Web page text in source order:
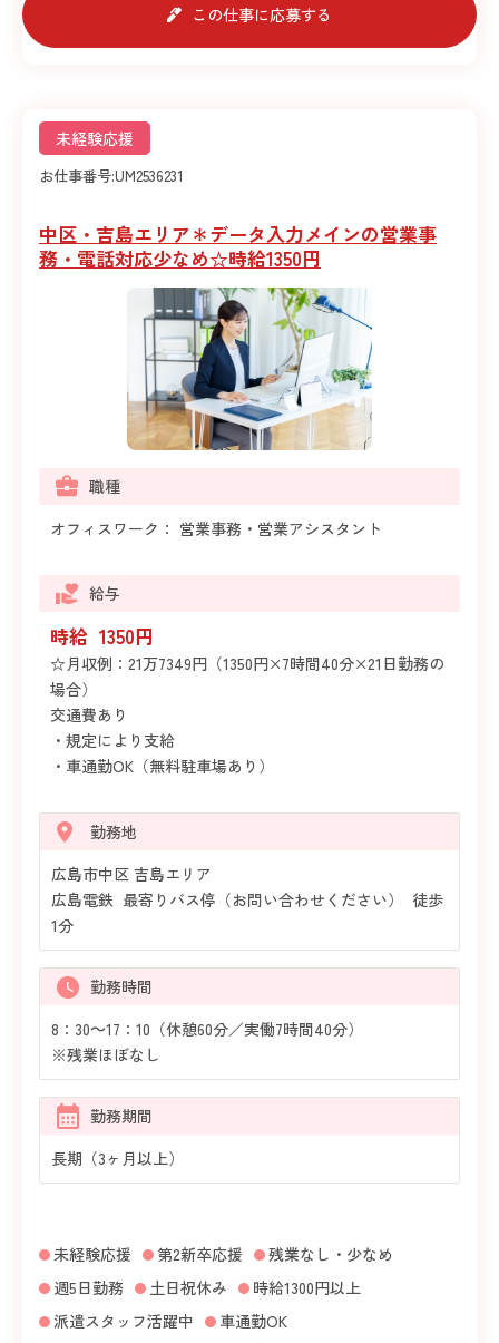
この仕事に応募する
未経験応援
お仕事番号:UM2536231
中区・吉島エリア＊データ入力メインの営業事
務・電話対応少なめ☆時給1350円
職種
オフィスワーク： 営業事務・営業アシスタント
給与
時給 1350円
☆月収例：21万7349円（1350円×7時間40分×21日勤務の
場合）
交通費あり
・規定により支給
・車通勤OK（無料駐車場あり）
勤務地
広島市中区 吉島エリア
広島電鉄 最寄りバス停（お問い合わせください） 徒歩
1分
勤務時間
8：30～17：10（休憩60分／実働7時間40分）
※残業ほぼなし
勤務期間
長期（3ヶ月以上）
未経験応援 第2新卒応援
残業なし・少なめ
週5日勤務
土日祝休み
時給1300円以上
派遣スタッフ活躍中
車通勤OK